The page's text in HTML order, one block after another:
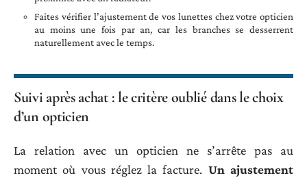
Faites vérifier l’ajustement de vos lunettes chez votre opticien
au moins une fois par an, car les branches se desserrent
naturellement avec le temps.
Suivi après achat : le critère oublié dans le choix
d’un opticien
La relation avec un opticien ne s’arrête pas au
moment où vous réglez la facture. Un ajustement